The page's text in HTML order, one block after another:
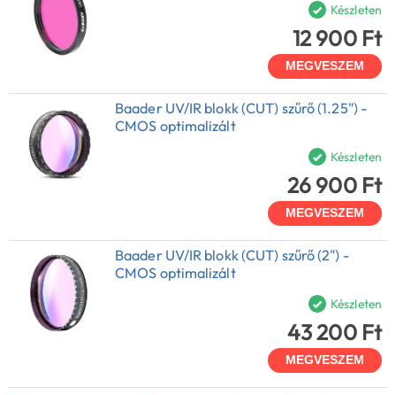
Készleten
12 900 Ft
MEGVESZEM
Baader UV/IR blokk (CUT) szűrő (1.25") -
CMOS optimalizált
Készleten
26 900 Ft
MEGVESZEM
Baader UV/IR blokk (CUT) szűrő (2") -
CMOS optimalizált
Készleten
43 200 Ft
MEGVESZEM